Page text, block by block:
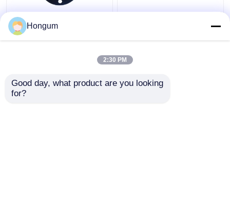
CR-Franc-Filter-
Impuls-Ventil-
Hongum
2:30 PM
Good day, what product are you looking
for?